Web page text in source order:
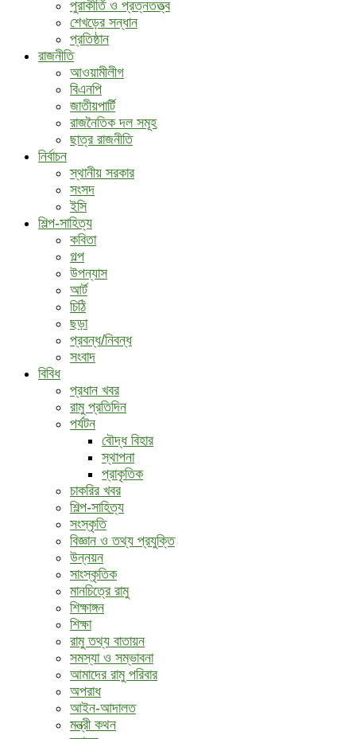
পুরাকীর্তি ও প্রত্নতত্ত্ব
শেখড়ের সন্ধান
প্রতিষ্ঠান
রাজনীতি
আওয়ামীলীগ
বিএনপি
জাতীয়পার্টি
রাজনৈতিক দল সমূহ
ছাত্র রাজনীতি
নির্বাচন
স্থানীয় সরকার
সংসদ
ইসি
শিল্প-সাহিত্য
কবিতা
গল্প
উপন্যাস
আর্ট
চিঠি
ছড়া
প্রবন্ধ/নিবন্ধ
সংবাদ
বিবিধ
প্রধান খবর
রামু প্রতিদিন
পর্যটন
বৌদ্ধ ‍বিহার
স্থাপনা
প্রাকৃতিক
চাকরির খবর
শিল্প-সাহিত্য
সংস্কৃতি
বিজ্ঞান ও তথ্য প্রযুক্তি
উন্নয়ন
সাংস্কৃতিক
মানচিত্রে রামু
শিক্ষাঙ্গন
শিক্ষা
রামু তথ্য বাতায়ন
সমস্যা ও সম্ভাবনা
আমাদের রামু পরিবার
অপরাধ
আইন-আদালত
মন্ত্রী কথন